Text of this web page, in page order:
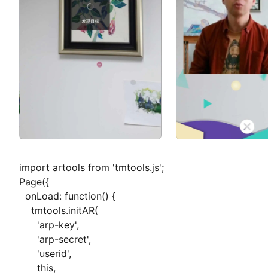
import artools from 'tmtools.js';
Page({
onLoad: function() {
tmtools.initAR(
'arp-key',
'arp-secret',
'userid',
this,